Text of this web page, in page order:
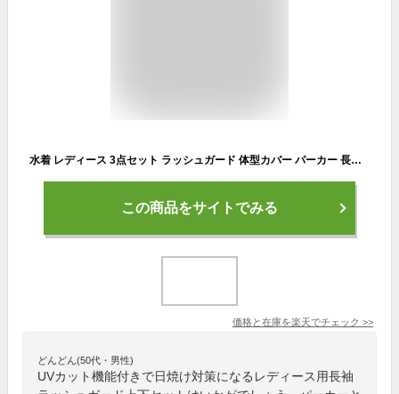
水着 レディース 3点セット ラッシュガード 体型カバー パーカー 長袖 スポーツブラ パッド付き ショートパンツ レギンス フィットネス ヨガウェア 上下 ママ 20代 30代 40代 水着新作 S M L LL
この商品をサイトでみる
価格と在庫を楽天でチェック >>
どんどん(50代・男性)
UVカット機能付きで日焼け対策になるレディース用長袖